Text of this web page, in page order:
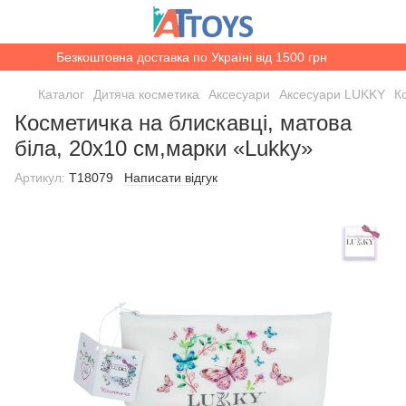
Безкоштовна доставка по Україні від 1500 грн
Каталог Дитяча косметика Аксесуари Аксесуари LUKKY
Косметичка на блискавці, матова
біла, 20х10 см,марки «Lukky»
Артикул: T18079 Написати відгук